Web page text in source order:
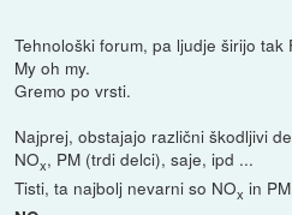
Tehnološki forum, pa ljudje širijo tak
My oh my.
Gremo po vrsti.
Najprej, obstajajo različni škodljivi
NOx, PM (trdi delci), saje, ipd ...
Tisti, ta najbolj nevarni so NOx in